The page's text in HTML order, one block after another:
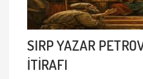
SIRP YAZAR
İTİRAFI